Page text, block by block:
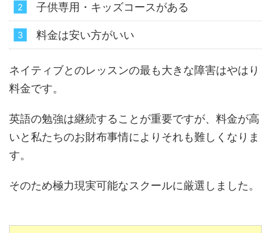
子供専用・キッズコースがある
料金は安い方がいい
ネイティブとのレッスンの最も大きな障害はやはり
料金です。
英語の勉強は継続することが重要ですが、料金が高
いと私たちのお財布事情によりそれも難しくなりま
す。
そのため極力現実可能なスクールに厳選しました。